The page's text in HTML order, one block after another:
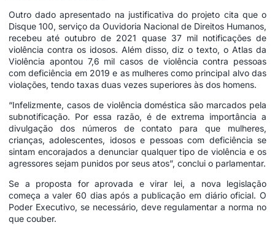
Outro dado apresentado na justificativa do projeto cita que o
Disque 100, serviço da Ouvidoria Nacional de Direitos Humanos,
recebeu até outubro de 2021 quase 37 mil notificações de
violência contra os idosos. Além disso, diz o texto, o Atlas da
Violência apontou 7,6 mil casos de violência contra pessoas
com deficiência em 2019 e as mulheres como principal alvo das
violações, tendo taxas duas vezes superiores às dos homens.
“Infelizmente, casos de violência doméstica são marcados pela
subnotificação. Por essa razão, é de extrema importância a
divulgação dos números de contato para que mulheres,
crianças, adolescentes, idosos e pessoas com deficiência se
sintam encorajados a denunciar qualquer tipo de violência e os
agressores sejam punidos por seus atos”, conclui o parlamentar.
Se a proposta for aprovada e virar lei, a nova legislação
começa a valer 60 dias após a publicação em diário oficial. O
Poder Executivo, se necessário, deve regulamentar a norma no
que couber.